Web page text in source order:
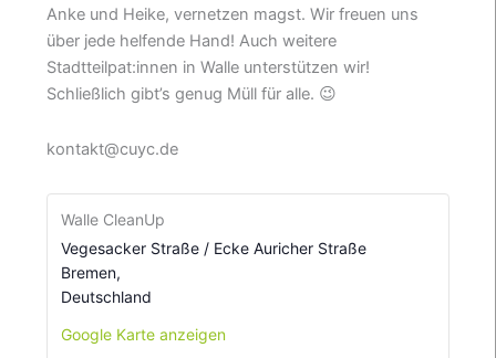
Anke und Heike, vernetzen magst. Wir freuen uns
über jede helfende Hand! Auch weitere
Stadtteilpat:innen in Walle unterstützen wir!
Schließlich gibt’s genug Müll für alle. 😉
kontakt@cuyc.de
Walle CleanUp
Vegesacker Straße / Ecke Auricher Straße
Bremen,
Deutschland
Google Karte anzeigen